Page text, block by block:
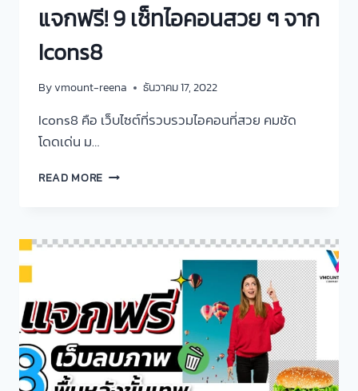
แจกฟรี! 9 เซ็ทไอคอนสวย ๆ จาก
Icons8
Byvmount-reena ธันวาคม 17, 2022
Icons8 คือ เว็บไซต์ที่รวบรวมไอคอนที่สวย คมชัด
โดดเด่น ม…
READ MORE